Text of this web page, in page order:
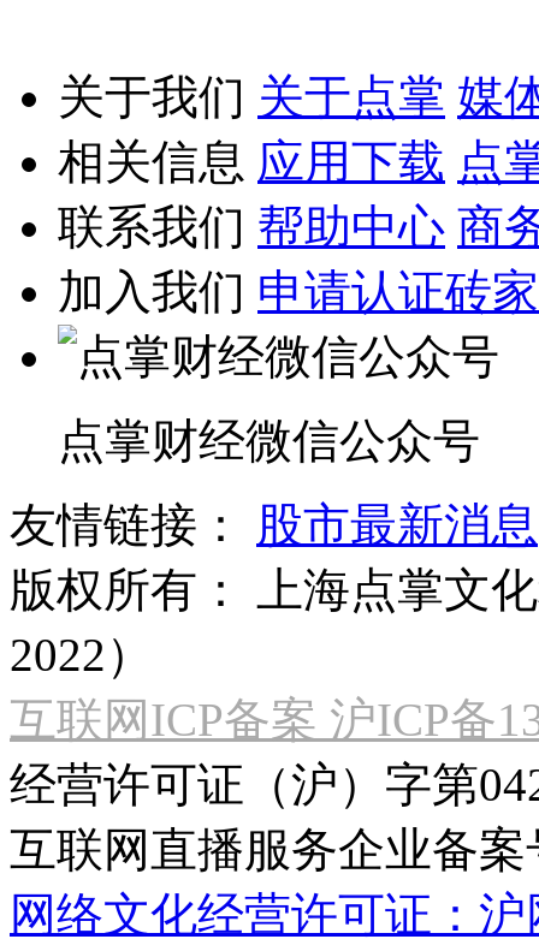
关于我们 关于点掌 媒
相关信息 应用下载 点
联系我们 帮助中心 商
加入我们 申请认证砖家
点掌财经微信公众号
友情链接：
股市最新消息
版权所有：
上海点掌文
2022）
互联网ICP备案 沪ICP备
经营许可证（沪）字第
互联网直播服务企业备案
网络文化经营许可证：